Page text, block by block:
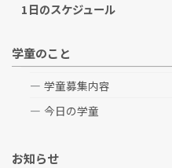
1日のスケジュール
学童のこと
学童募集内容
今日の学童
お知らせ